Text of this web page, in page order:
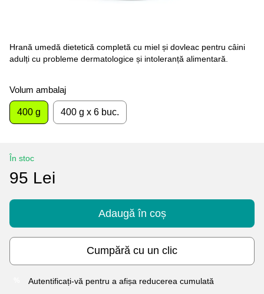
Hrană umedă dietetică completă cu miel și dovleac pentru câini
adulți cu probleme dermatologice și intoleranță alimentară.
Volum ambalaj
400 g 400 g x 6 buc.
În stoc
95 Lei
Adaugă în coș
Cumpără cu un clic
Autentificați-vă pentru a afișa reducerea cumulată